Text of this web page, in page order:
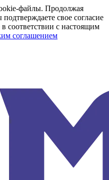
файлы. Продолжая
свое согласие
соответствии с настоящим
соглашением